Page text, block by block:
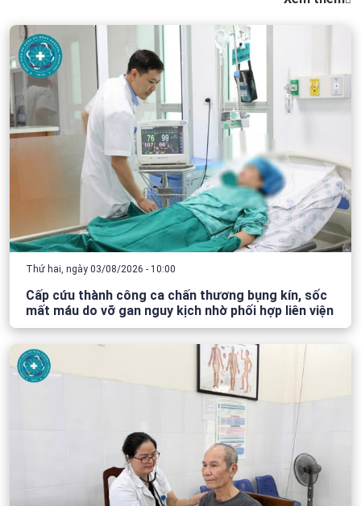
Thứ hai, ngày 03/08/2026 - 10:00
Cấp cứu thành công ca chấn thương bụng kín, sốc
mất máu do vỡ gan nguy kịch nhờ phối hợp liên viện